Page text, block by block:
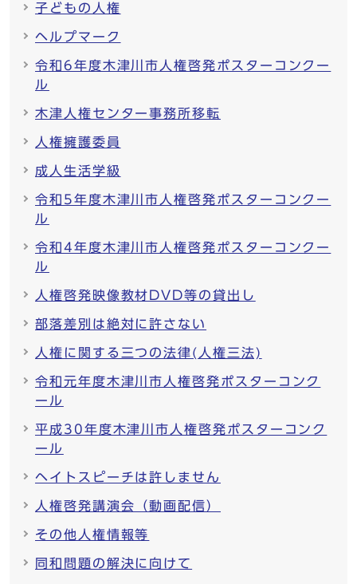
子どもの人権
ヘルプマーク
令和6年度木津川市人権啓発ポスターコンクー
ル
木津人権センター事務所移転
人権擁護委員
成人生活学級
令和5年度木津川市人権啓発ポスターコンクー
ル
令和4年度木津川市人権啓発ポスターコンクー
ル
人権啓発映像教材DVD等の貸出し
部落差別は絶対に許さない
人権に関する三つの法律(人権三法)
令和元年度木津川市人権啓発ポスターコンク
ール
平成30年度木津川市人権啓発ポスターコンク
ール
ヘイトスピーチは許しません
人権啓発講演会（動画配信）
その他人権情報等
同和問題の解決に向けて